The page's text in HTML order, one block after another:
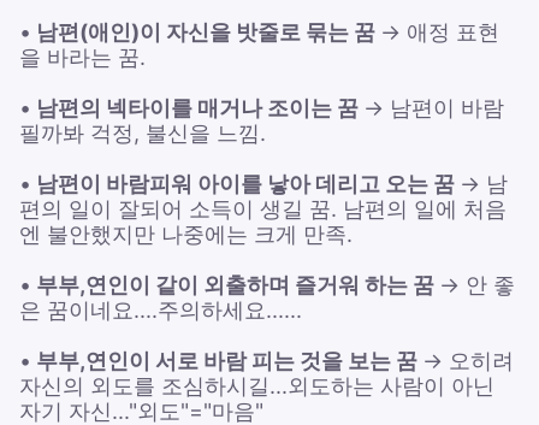
• 남편(애인)이 자신을 밧줄로 묶는 꿈 → 애정 표현
을 바라는 꿈.
• 남편의 넥타이를 매거나 조이는 꿈 → 남편이 바람
필까봐 걱정, 불신을 느낌.
• 남편이 바람피워 아이를 낳아 데리고 오는 꿈 → 남
편의 일이 잘되어 소득이 생길 꿈. 남편의 일에 처음
엔 불안했지만 나중에는 크게 만족.
• 부부,연인이 같이 외출하며 즐거워 하는 꿈 → 안 좋
은 꿈이네요....주의하세요......
• 부부,연인이 서로 바람 피는 것을 보는 꿈 → 오히려
자신의 외도를 조심하시길...외도하는 사람이 아닌
자기 자신..."외도"="마음"